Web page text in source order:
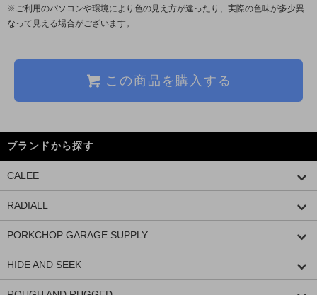
※ご利用のパソコンや環境により色の見え方が違ったり、実際の色味が多少異
なって見える場合がございます。
この商品を購入する
ブランドから探す
CALEE
RADIALL
PORKCHOP GARAGE SUPPLY
HIDE AND SEEK